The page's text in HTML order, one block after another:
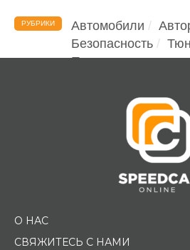
РУБРИКИ Автомобили
Безопасность
Помощь водителю
О НАС
СВЯЖИТЕСЬ С НАМИ